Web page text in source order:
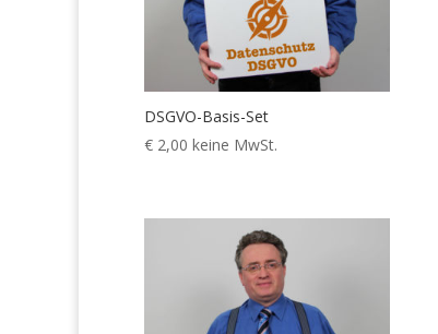
DSGVO-Basis-Set
€ 2,00 keine MwSt.